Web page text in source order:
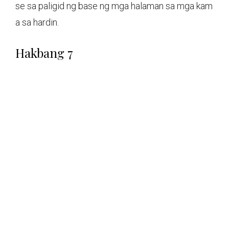
se sa paligid ng base ng mga halaman sa mga kam
a sa hardin.
Hakbang 7